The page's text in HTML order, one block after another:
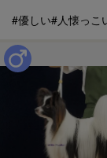
#優しい#人懐っこ